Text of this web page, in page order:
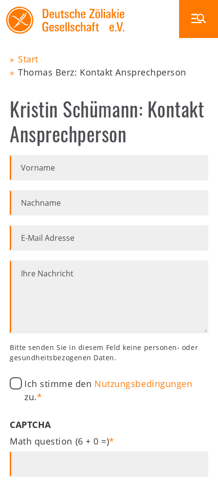
Skip
to
main
Main
navigation
Ernährung
Glutenfrei außer Haus
Veranstaltungen
Shop
Kids
Pfadnavigation
Start
Thomas Berz: Kontakt Ansprechperson
Kristin Schümann: Kontakt
Ansprechperson
Nachname
Mail
Adresse
Nachricht
Bitte senden Sie in diesem Feld keine personen- oder
gesundheitsbezogenen Daten.
Ich stimme den Nutzungsbedingungen
zu.
CAPTCHA
Math question (6 + 0 =)